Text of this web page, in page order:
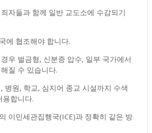
자들과 함께 일반 교도소에 수감되기
에 협조해야 합니다.
우 벌금형, 신분증 압수, 일부 국가에서
질 수 있습니다.
병원, 학교, 심지어 종교 시설까지 수색
용합니다.
이민세관집행국(ICE)과 정확히 같은 방